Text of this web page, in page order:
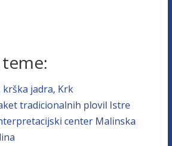
krška jadra, Krk
tradicionalnih plovil Istre
center Malinska